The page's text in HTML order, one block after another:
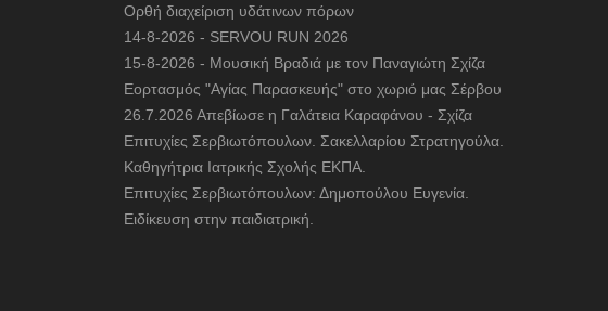
Ορθή διαχείριση υδάτινων πόρων
14-8-2026 - SERVOU RUN 2026
15-8-2026 - Μουσική Βραδιά με τον Παναγιώτη Σχίζα
Εορτασμός "Αγίας Παρασκευής" στο χωριό μας Σέρβου
26.7.2026 Απεβίωσε η Γαλάτεια Καραφάνου - Σχίζα
Επιτυχίες Σερβιωτόπουλων. Σακελλαρίου Στρατηγούλα.
Καθηγήτρια Ιατρικής Σχολής ΕΚΠΑ.
Επιτυχίες Σερβιωτόπουλων: Δημοπούλου Ευγενία.
Ειδίκευση στην παιδιατρική.